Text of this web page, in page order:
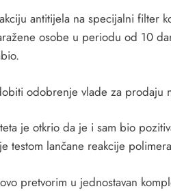
antitijela na specijalni filter
osobe u periodu od 10
odobrenje vlade za prodaju
je otkrio da je i sam bio
testom lančane reakcije
pretvorim u jednostavan